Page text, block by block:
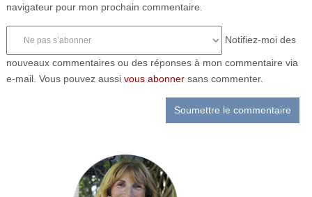
navigateur pour mon prochain commentaire.
Notifiez-moi des
nouveaux commentaires ou des réponses à mon commentaire via
e-mail. Vous pouvez aussi vous abonnersans commenter.